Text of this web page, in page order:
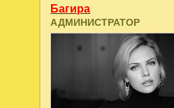
Багира
АДМИНИСТРАТОР